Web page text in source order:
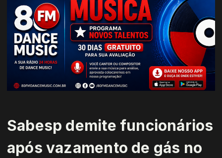
Sabesp demite funcionários
após vazamento de gás no